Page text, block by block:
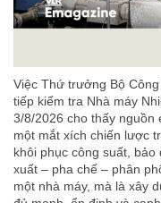
Việc Thứ trưởng Bộ
tiếp kiểm tra Nhà máy
3/8/2026 cho thấy nguồn
một mắt xích chiến lược
khôi phục công suất,
xuất – pha chế – phân
một nhà máy, mà là xây